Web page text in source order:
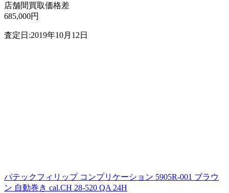
店舗間買取価格差
685,000円
査定日:2019年10月12日
パテックフィリップ コンプリケーション 5905R-001 ブラウ
ン 自動巻き cal.CH 28-520 QA 24H